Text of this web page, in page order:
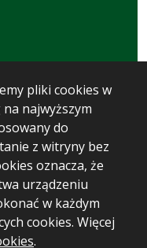
pliki cookies w
najwyższym
do
z witryny bez
oznacza, że
urządzeniu
w każdym
cookies. Więcej
.